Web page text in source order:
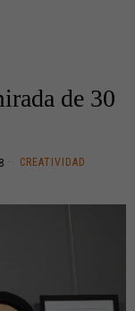
de 30
CREATIVIDAD